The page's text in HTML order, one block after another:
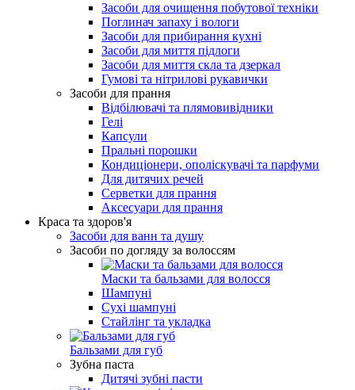
Засоби для очищення побутової техніки
Поглинач запаху і вологи
Засоби для прибирання кухні
Засоби для миття підлоги
Засоби для миття скла та дзеркал
Гумові та нітрилові рукавички
Засоби для прання
Відбілювачі та плямовивідники
Гелі
Капсули
Пральні порошки
Кондиціонери, ополіскувачі та парфуми
Для дитячих речей
Серветки для прання
Аксесуари для прання
Краса та здоров'я
Засоби для ванн та душу
Засоби по догляду за волоссям
Маски та бальзами для волосся
Шампуні
Сухі шампуні
Стайлінг та укладка
Бальзами для губ
Зубна паста
Дитячі зубні пасти